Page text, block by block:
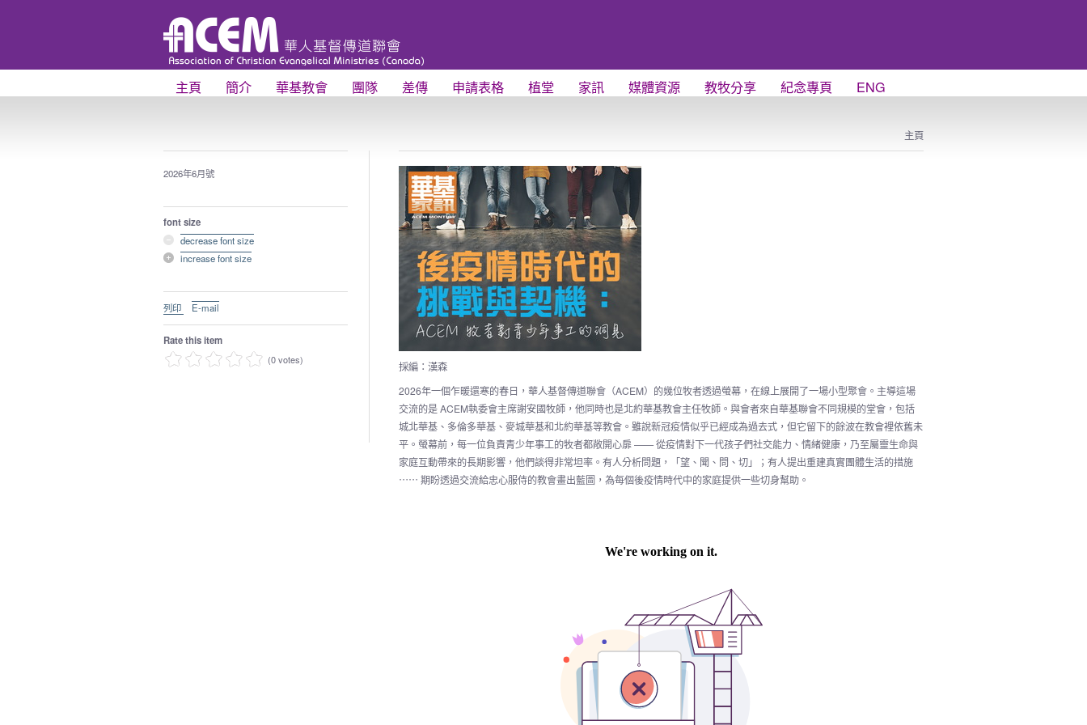
主頁 簡介 華基教會 團隊 差傳 申請表格 植堂 家訊 媒體資源 教牧分享 紀念專頁 ENG
主頁
2026年6月號
font size
decrease font size
increase font size
列印 E-mail
Rate this item
(0 votes) 採編：漢森
2026年一個乍暖還寒的春日，華人基督傳道聯會（ACEM）的幾位牧者透過螢幕，在線上展開了一場小型聚會。主導這場
交流的是 ACEM執委會主席謝安國牧師，他同時也是北約華基教會主任牧師。與會者來自華基聯會不同規模的堂會，包括
城北華基、多倫多華基、麥城華基和北約華基等教會。雖說新冠疫情似乎已經成為過去式，但它留下的餘波在教會裡依舊未
平。螢幕前，每一位負責青少年事工的牧者都敞開心扉 —— 從疫情對下一代孩子們社交能力、情緒健康，乃至屬靈生命與
家庭互動帶來的長期影響，他們談得非常坦率。有人分析問題，「望、聞、問、切」；有人提出重建真實團體生活的措施
⋯⋯ 期盼透過交流給忠心服侍的教會畫出藍圖，為每個後疫情時代中的家庭提供一些切身幫助。